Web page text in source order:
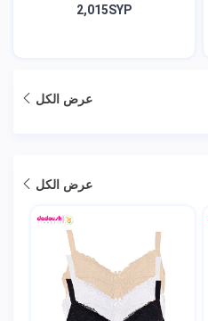
2,015SYP
عرض الكل
عرض الكل